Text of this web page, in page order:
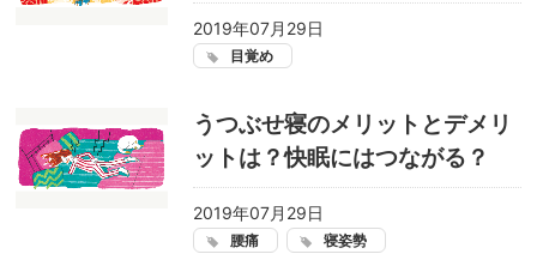
2019年07月29日
目覚め
うつぶせ寝のメリットとデメリ
ットは？快眠にはつながる？
2019年07月29日
腰痛 寝姿勢